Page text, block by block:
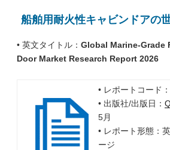
船舶用耐火性キャビンドアの
• 英文タイトル： Global Marine-Grade
Door Market Research Report 2026
• レポートコード
• 出版社/出版日：
5月
• レポート形態：
ージ